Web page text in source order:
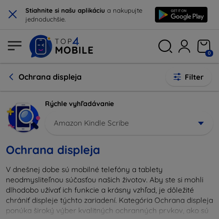
× Stiahnite si našu aplikáciu a nakupujte
jednoduchšie.
0
Ochrana displeja Filter
Rýchle vyhľadávanie
Amazon Kindle Scribe
Ochrana displeja
V dnešnej dobe sú mobilné telefóny a tablety
neodmysliteľnou súčasťou našich životov. Aby ste si mohli
dlhodobo užívať ich funkcie a krásny vzhľad, je dôležité
chrániť displeje týchto zariadení. Kategória Ochrana displeja
ponúka široký výber kvalitných ochranných prvkov, ako sú